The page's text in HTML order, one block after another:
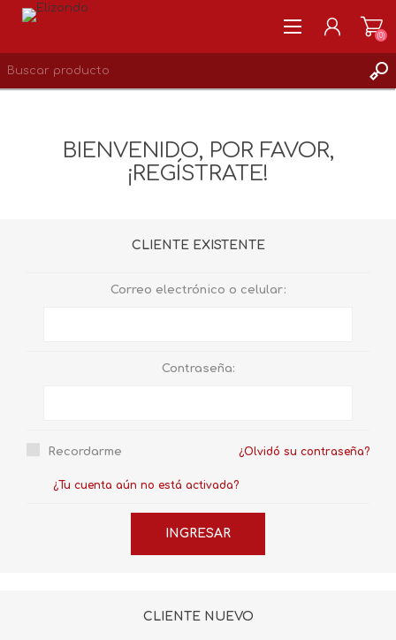
LISTA DE DESEOS 0
(0)
BIENVENIDO, POR FAVOR,
¡REGÍSTRATE!
CLIENTE EXISTENTE
Correo electrónico o celular:
Contraseña:
Recordarme ¿Olvidó su contraseña?
¿Tu cuenta aún no está activada?
CLIENTE NUEVO